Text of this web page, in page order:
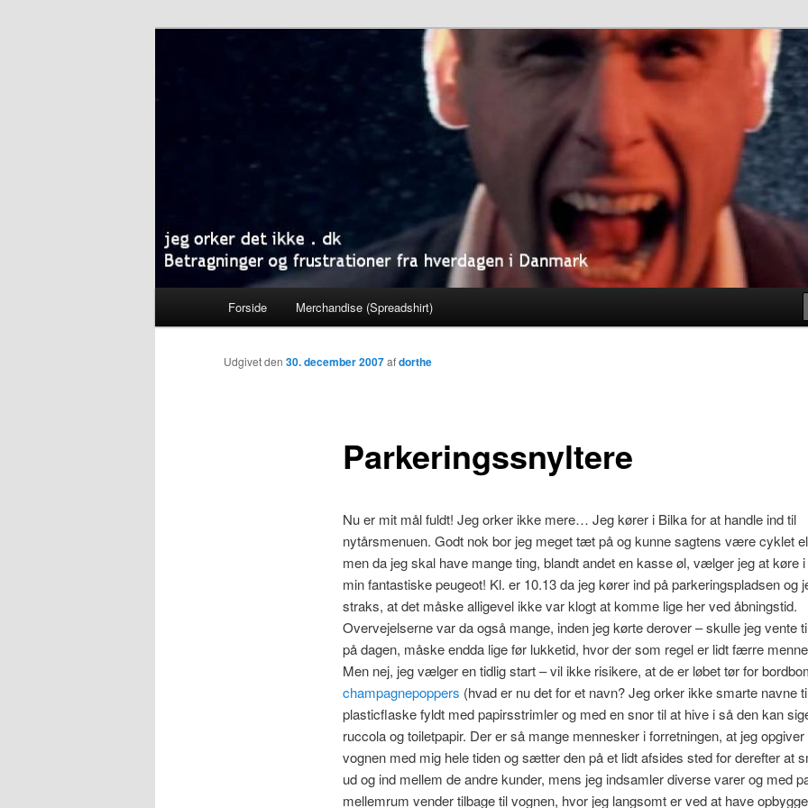
jeg orker det ikke . dk
Betragninger og frustrationer fra hverdagen i Danmark
Forside Merchandise (Spreadshirt)
Parkeringssnyltere
Udgivet den 30. december 2007afdorthe
Nu er mit mål fuldt! Jeg orker ikke mere… Jeg kører i Bilka for at handle ind til
nytårsmenuen. Godt nok bor jeg meget tæt på og kunne sagtens være cyklet
men da jeg skal have mange ting, blandt andet en kasse øl, vælger jeg at køre
min fantastiske peugeot! Kl. er 10.13 da jeg kører ind på parkeringspladsen og
straks, at det måske alligevel ikke var klogt at komme lige her ved åbningstid.
Overvejelserne var da også mange, inden jeg kørte derover – skulle jeg vente
på dagen, måske endda lige før lukketid, hvor der som regel er lidt færre
Men nej, jeg vælger en tidlig start – vil ikke risikere, at de er løbet tør for
champagnepoppers (hvad er nu det for et navn? Jeg orker ikke smarte navne
plasticflaske fyldt med papirsstrimler og med en snor til at hive i så den kan
ruccola og toiletpapir. Der er så mange mennesker i forretningen, at jeg
vognen med mig hele tiden og sætter den på et lidt afsides sted for derefter at
ud og ind mellem de andre kunder, mens jeg indsamler diverse varer og med
mellemrum vender tilbage til vognen, hvor jeg langsomt er ved at have